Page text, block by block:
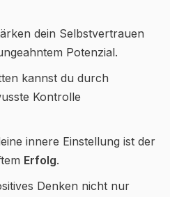
dein Selbstvertrauen
Potenzial.
kannst du durch
Kontrolle
innere Einstellung ist der
Erfolg.
Denken nicht nur